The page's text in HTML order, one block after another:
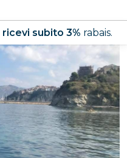
ricevi subito 3% rabais.